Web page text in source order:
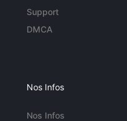
Support
DMCA
Nos Infos
Nos Infos